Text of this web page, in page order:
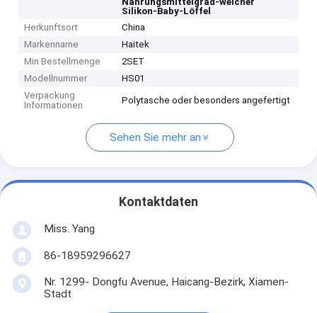
Silikon-Baby-Löffel
Herkunftsort
China
Markenname
Haitek
Min Bestellmenge
2SET
Modellnummer
HS01
Verpackung
Informationen
Polytasche oder besonders angefertigt
Sehen Sie mehr an
Kontaktdaten
Miss. Yang
86-18959296627
Nr. 1299- Dongfu Avenue, Haicang-Bezirk, Xiamen-
Stadt